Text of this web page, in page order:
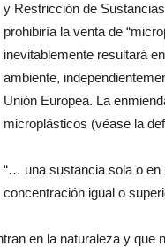
y Restricción de
prohibiría la venta de
inevitablemente resultará
ambiente,
Unión Europea. La
microplásticos (véase la
“… una sustancia sola o
concentración igual o
en la naturaleza y